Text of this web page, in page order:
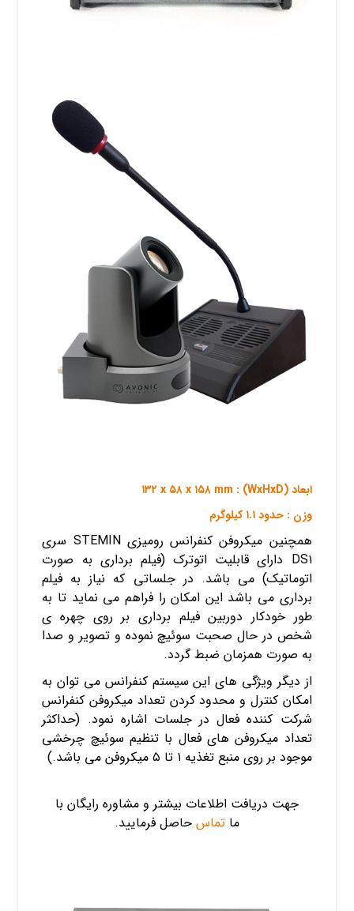
ابعاد (WxHxD) : ۱۳۲ x ۵۸ x ۱۵۸ mm
وزن : حدود ۱.۱ کیلوگرم
همچنین میکروفن کنفرانس رومیزی STEMIN سری
DS۱ دارای قابلیت اتوترک (فیلم برداری به صورت
اتوماتیک) می باشد. در جلساتی که نیاز به فیلم
برداری می باشد این امکان را فراهم می نماید تا به
طور خودکار دوربین فیلم برداری بر روی چهره ی
شخص در حال صحبت سوئیچ نموده و تصویر و صدا
به صورت همزمان ضبط گردد.
از دیگر ویژگی های این سیستم کنفرانس می توان به
امکان کنترل و محدود کردن تعداد میکروفن کنفرانس
شرکت کننده فعال در جلسات اشاره نمود. (حداکثر
تعداد میکروفن های فعال با تنظیم سوئیچ چرخشی
موجود بر روی منبع تغذیه ۱ تا ۵ میکروفن می باشد.)
جهت دریافت اطلاعات بیشتر و مشاوره رایگان با
ما تماس حاصل فرمایید.